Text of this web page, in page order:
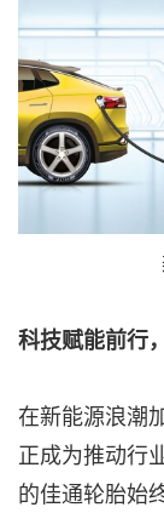
科技赋能前行
在新能源浪潮
正成为推动行
的佳通轮胎始